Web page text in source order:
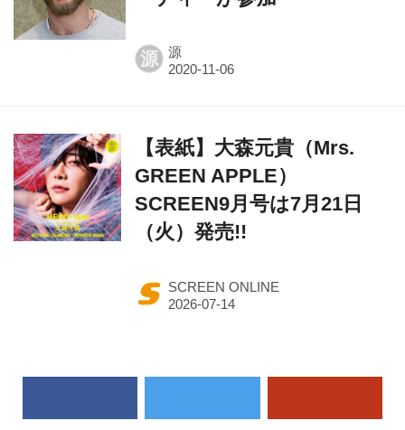
源 源
【表紙】大森元貴（Mrs.
GREEN APPLE）
SCREEN9月号は7月21日
（火）発売!!
SCREEN ONLINE